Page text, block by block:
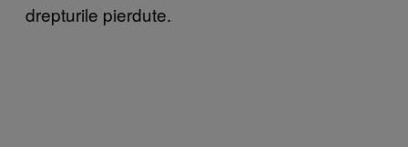
drepturile pierdute.